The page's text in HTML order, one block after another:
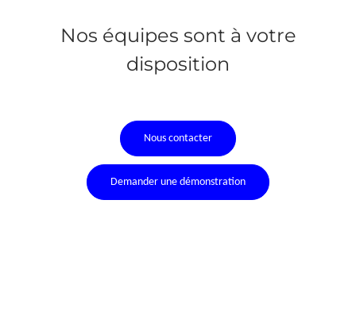
Nos équipes sont à votre
disposition
Nous contacter
Demander une démonstration